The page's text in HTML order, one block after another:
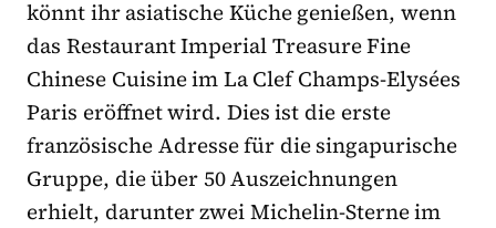
könnt ihr asiatische Küche genießen, wenn
das Restaurant Imperial Treasure Fine
Chinese Cuisine im La Clef Champs-Elysées
Paris eröffnet wird. Dies ist die erste
französische Adresse für die singapurische
Gruppe, die über 50 Auszeichnungen
erhielt, darunter zwei Michelin-Sterne im